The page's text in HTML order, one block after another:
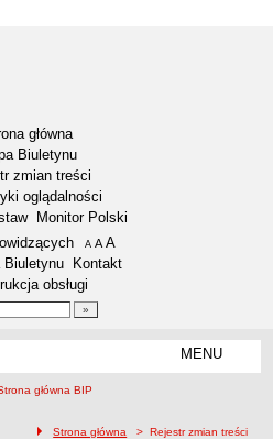
główna
Biuletynu
zmian treści
oglądalności
Monitor Polski
A pomniejsz czcionkę
A standardowy rozmiar czcionki
A
Biuletynu
Kontakt
obsługi
MENU
ścieżka nawigacji
Strona główna > Rejestr zmian treści